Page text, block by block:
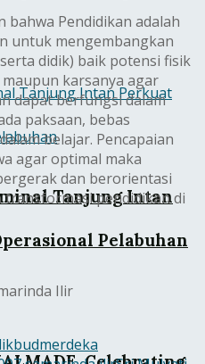
Tanjung Intan
Pelabuhan
Pendidikan adalah
untuk mengembangkan
didik) baik potensi fisik
karsanya agar
dapat berfungsi dalam
paksaan, bebas
belajar. Pencapaian
agar optimal maka
dan berorientasi
transformasi pendidikan di
Ilir
merdeka